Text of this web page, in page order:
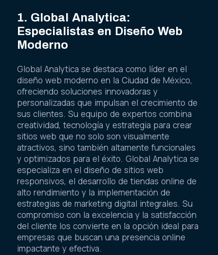
1. Global Analytica:
Especialistas en Diseño Web
Moderno
Global Analytica se destaca como líder en el
diseño web moderno en la Ciudad de México,
ofreciendo soluciones innovadoras y
personalizadas que impulsan el crecimiento de
sus clientes. Su equipo de expertos combina
creatividad, tecnología y estrategia para crear
sitios web que no solo son visualmente
atractivos, sino también altamente funcionales
y optimizados para el éxito. Global Analytica se
especializa en el diseño de sitios web
responsivos, el desarrollo de tiendas online de
alto rendimiento y la implementación de
estrategias de marketing digital integrales. Su
compromiso con la excelencia y la satisfacción
del cliente los convierte en la opción ideal para
empresas que buscan una presencia online
impactante y efectiva.